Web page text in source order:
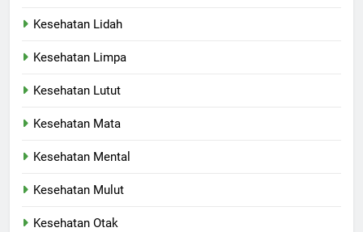
Kesehatan Lidah
Kesehatan Limpa
Kesehatan Lutut
Kesehatan Mata
Kesehatan Mental
Kesehatan Mulut
Kesehatan Otak